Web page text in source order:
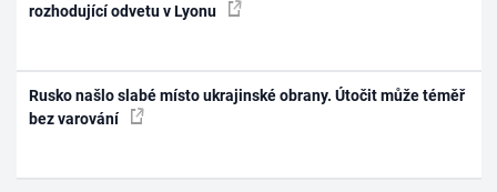
rozhodující odvetu v Lyonu
Rusko našlo slabé místo ukrajinské obrany. Útočit může téměř
bez varování